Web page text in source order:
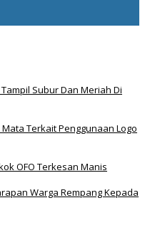
Subur Dan Meriah Di
Terkait Penggunaan Logo
OFO Terkesan Manis
Warga Rempang Kepada